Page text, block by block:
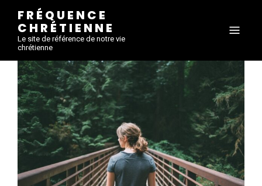
FRÉQUENCE
CHRÉTIENNE
Le site de référence de notre vie
chrétienne